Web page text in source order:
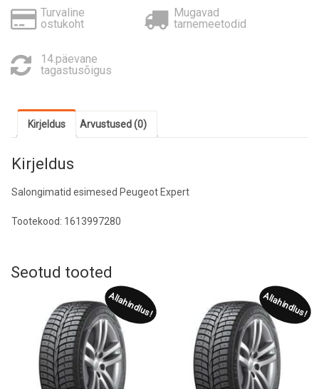
Turvaline
ostukoht
Mugavad
tarnemeetodid
14.päevane
tagastusõigus
Kirjeldus Arvustused (0)
Kirjeldus
Salongimatid esimesed Peugeot Expert
Tootekood: 1613997280
Seotud tooted
Allahindlus! Allahindlus!